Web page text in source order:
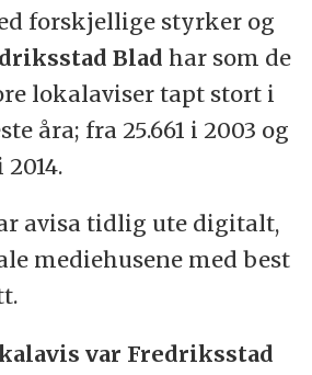
forskjellige styrker og
Blad har som de
lokalaviser tapt stort i
åra; fra 25.661 i 2003 og
2014.
avisa tidlig ute digitalt,
mediehusene med best
var Fredriksstad